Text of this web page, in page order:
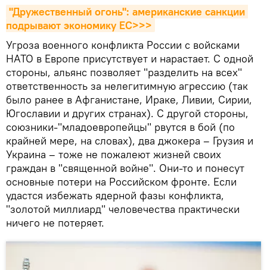
"Дружественный огонь": американские санкции
подрывают экономику ЕС>>>
Угроза военного конфликта России с войсками
НАТО в Европе присутствует и нарастает. С одной
стороны, альянс позволяет "разделить на всех"
ответственность за нелегитимную агрессию (так
было ранее в Афганистане, Ираке, Ливии, Сирии,
Югославии и других странах). С другой стороны,
союзники-"младоевропейцы" рвутся в бой (по
крайней мере, на словах), два джокера – Грузия и
Украина – тоже не пожалеют жизней своих
граждан в "священной войне". Они-то и понесут
основные потери на Российском фронте. Если
удастся избежать ядерной фазы конфликта,
"золотой миллиард" человечества практически
ничего не потеряет.